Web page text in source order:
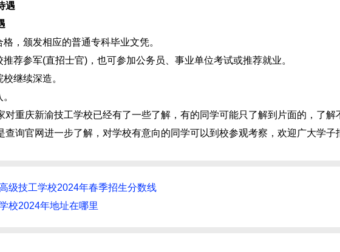
遇
，颁发相应的普通专科毕业文凭。
荐参军(直招士官)，也可参加公务员、事业单位考试或推荐就业。
继续深造。
对重庆新渝技工学校已经有了一些了解，有的同学可能只了解到片面的，了解
查询官网进一步了解，对学校有意向的同学可以到校参观考察，欢迎广大学子
级技工学校2024年春季招生分数线
校2024年地址在哪里